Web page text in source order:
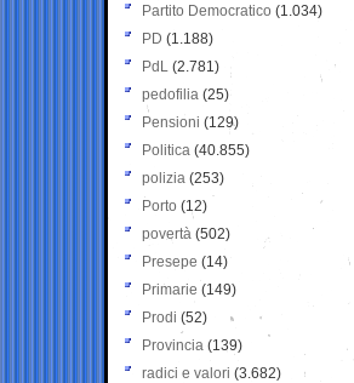
Partito Democratico (1.034)
PD (1.188)
PdL (2.781)
pedofilia (25)
Pensioni (129)
Politica (40.855)
polizia (253)
Porto (12)
povertà (502)
Presepe (14)
Primarie (149)
Prodi (52)
Provincia (139)
radici e valori (3.682)